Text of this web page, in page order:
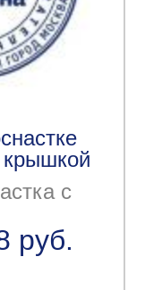
крышкой
с
руб.